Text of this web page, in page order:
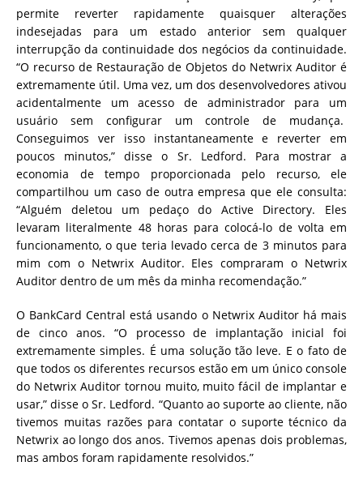
permite reverter rapidamente quaisquer alterações
indesejadas para um estado anterior sem qualquer
interrupção da continuidade dos negócios da continuidade.
“O recurso de Restauração de Objetos do Netwrix Auditor é
extremamente útil. Uma vez, um dos desenvolvedores ativou
acidentalmente um acesso de administrador para um
usuário sem configurar um controle de mudança.
Conseguimos ver isso instantaneamente e reverter em
poucos minutos,” disse o Sr. Ledford. Para mostrar a
economia de tempo proporcionada pelo recurso, ele
compartilhou um caso de outra empresa que ele consulta:
“Alguém deletou um pedaço do Active Directory. Eles
levaram literalmente 48 horas para colocá-lo de volta em
funcionamento, o que teria levado cerca de 3 minutos para
mim com o Netwrix Auditor. Eles compraram o Netwrix
Auditor dentro de um mês da minha recomendação.”
O BankCard Central está usando o Netwrix Auditor há mais
de cinco anos. “O processo de implantação inicial foi
extremamente simples. É uma solução tão leve. E o fato de
que todos os diferentes recursos estão em um único console
do Netwrix Auditor tornou muito, muito fácil de implantar e
usar,” disse o Sr. Ledford. “Quanto ao suporte ao cliente, não
tivemos muitas razões para contatar o suporte técnico da
Netwrix ao longo dos anos. Tivemos apenas dois problemas,
mas ambos foram rapidamente resolvidos.”